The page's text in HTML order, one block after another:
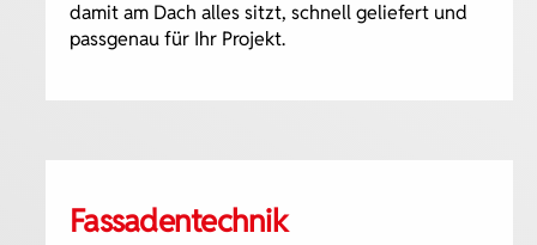
damit am Dach alles sitzt, schnell geliefert und
passgenau für Ihr Projekt.
Fassadentechnik